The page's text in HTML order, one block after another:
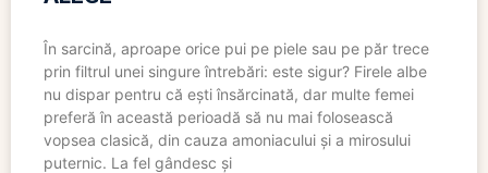
În sarcină, aproape orice pui pe piele sau pe păr trece
prin filtrul unei singure întrebări: este sigur? Firele albe
nu dispar pentru că ești însărcinată, dar multe femei
preferă în această perioadă să nu mai folosească
vopsea clasică, din cauza amoniacului și a mirosului
puternic. La fel gândesc și